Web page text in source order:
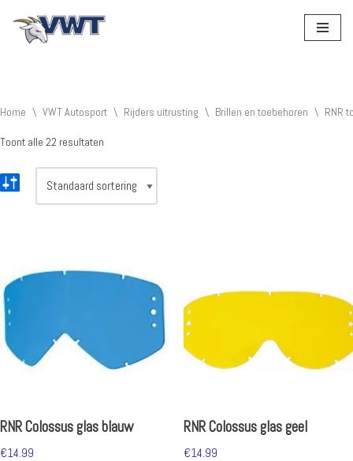
Home \ VWT Autosport \ Rijders uitrusting \ Brillen en toebehoren \ RNR
Toont alle 22 resultaten
RNR Colossus glas blauw
€14.99
RNR Colossus glas geel
€14.99